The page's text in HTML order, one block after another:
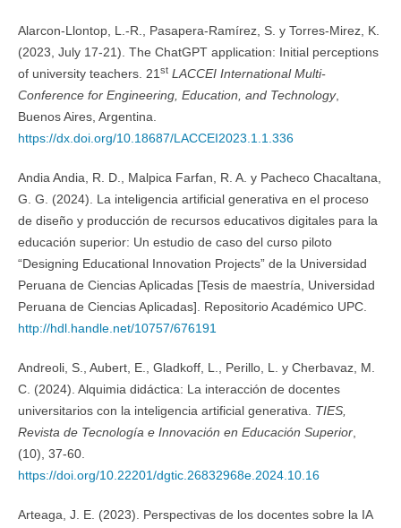
Alarcon-Llontop, L.-R., Pasapera-Ramírez, S. y Torres-Mirez, K.
(2023, July 17-21). The ChatGPT application: Initial perceptions
of university teachers. 21st LACCEI International Multi-
Conference for Engineering, Education, and Technology,
Buenos Aires, Argentina.
https://dx.doi.org/10.18687/LACCEI2023.1.1.336
Andia Andia, R. D., Malpica Farfan, R. A. y Pacheco Chacaltana,
G. G. (2024). La inteligencia artificial generativa en el proceso
de diseño y producción de recursos educativos digitales para la
educación superior: Un estudio de caso del curso piloto
“Designing Educational Innovation Projects” de la Universidad
Peruana de Ciencias Aplicadas [Tesis de maestría, Universidad
Peruana de Ciencias Aplicadas]. Repositorio Académico UPC.
http://hdl.handle.net/10757/676191
Andreoli, S., Aubert, E., Gladkoff, L., Perillo, L. y Cherbavaz, M.
C. (2024). Alquimia didáctica: La interacción de docentes
universitarios con la inteligencia artificial generativa. TIES,
Revista de Tecnología e Innovación en Educación Superior,
(10), 37-60.
https://doi.org/10.22201/dgtic.26832968e.2024.10.16
Arteaga, J. E. (2023). Perspectivas de los docentes sobre la IA